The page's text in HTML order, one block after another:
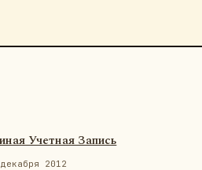
Учетная Запись
2012